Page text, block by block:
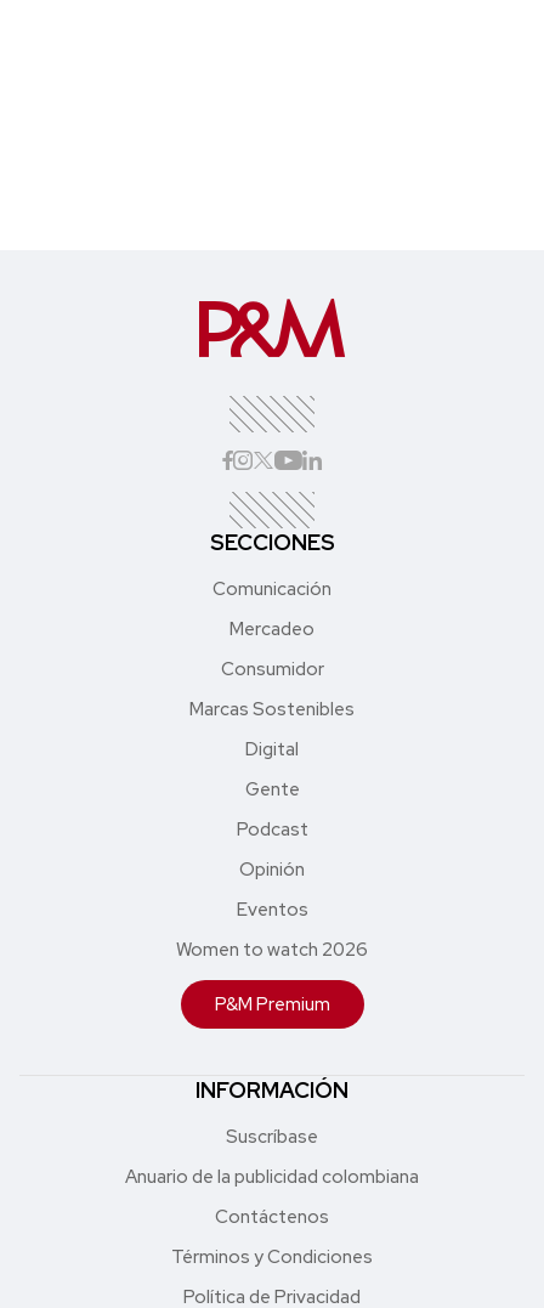
SECCIONES
Comunicación
Mercadeo
Consumidor
Marcas Sostenibles
Digital
Gente
Podcast
Opinión
Eventos
Women to watch 2026
P&M Premium
INFORMACIÓN
Suscríbase
Anuario de la publicidad colombiana
Contáctenos
Términos y Condiciones
Política de Privacidad